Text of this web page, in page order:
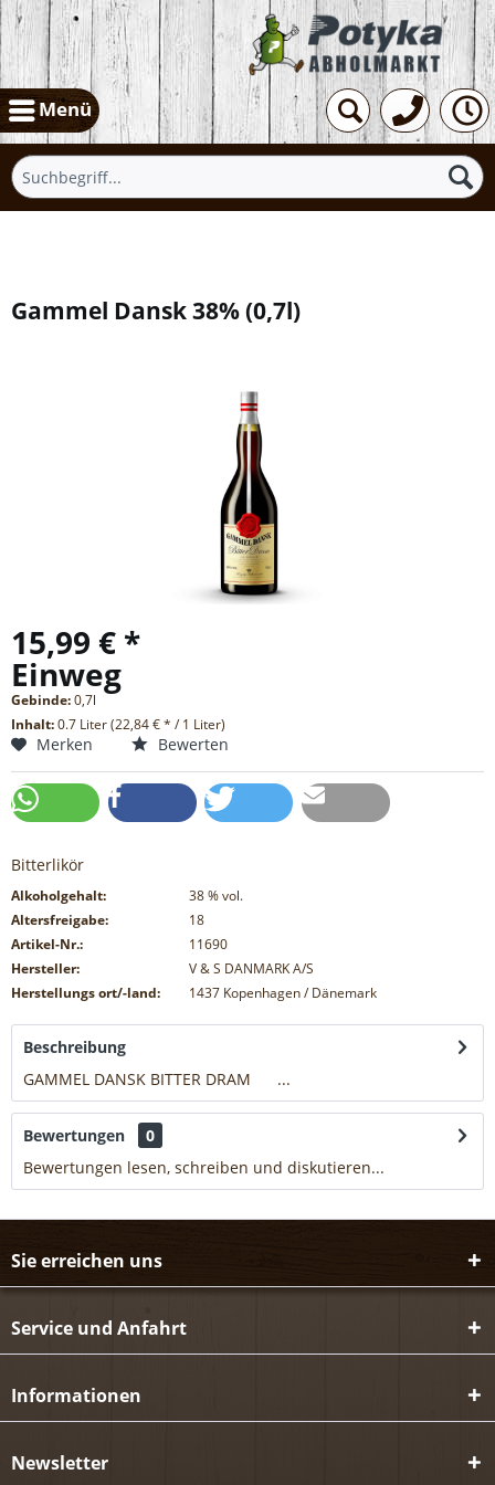
Menü
Gammel Dansk 38%(0,7l)
15,99 € *
Einweg
Gebinde:0,7l
Inhalt:0.7 Liter (22,84 € * / 1 Liter)
Merken Bewerten
Bitterlikör
Alkoholgehalt: 38% vol.
Altersfreigabe:
18
Artikel-Nr.:
11690
Hersteller:
V & S DANMARK A/S
Herstellungs ort/-land:
1437 Kopenhagen / Dänemark
Beschreibung
GAMMEL DANSK BITTER DRAM ...
Bewertungen
0
Bewertungen lesen, schreiben und diskutieren...
Sie erreichen uns
Service und Anfahrt
Informationen
Newsletter